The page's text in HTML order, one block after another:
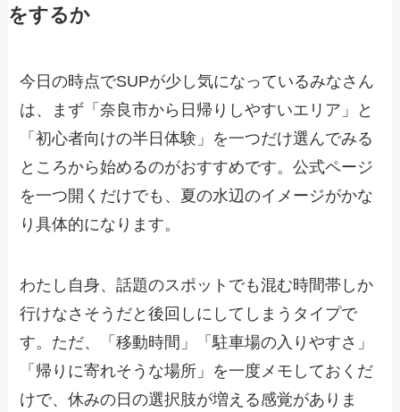
をするか
今日の時点でSUPが少し気になっているみなさん
は、まず「奈良市から日帰りしやすいエリア」と
「初心者向けの半日体験」を一つだけ選んでみる
ところから始めるのがおすすめです。公式ページ
を一つ開くだけでも、夏の水辺のイメージがかな
り具体的になります。
わたし自身、話題のスポットでも混む時間帯しか
行けなさそうだと後回しにしてしまうタイプで
す。ただ、「移動時間」「駐車場の入りやすさ」
「帰りに寄れそうな場所」を一度メモしておくだ
けで、休みの日の選択肢が増える感覚がありま